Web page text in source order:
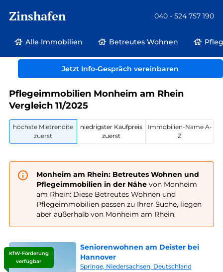
Zinshafen 040 - 524 757 190
Alle Immobilien Betreutes Wohnen
Jetzt Info-Gespräch vereinbaren
Betreutes Wohnen und Pflegeimmobilien
Deutschland
Monheim am Rhein
Pflegeimmobilien Monheim am Rhein
Vergleich 11/2025
höchste Mietrendite
zuerst
niedrigster Kaufpreis
zuerst
Immobilien-Name A-
Z
Monheim am Rhein: Betreutes Wohnen und
Pflegeimmobilien in der Nähevon Monheim
am Rhein: Diese Betreutes Wohnen und
Pflegeimmobilien passen zu Ihrer Suche, liegen
aber außerhalb von Monheim am Rhein.
KfW-Förderung
verfügbar
Seniorenwohnen am Deister bei
Hannover
Springe, Niedersachsen, Deutschland